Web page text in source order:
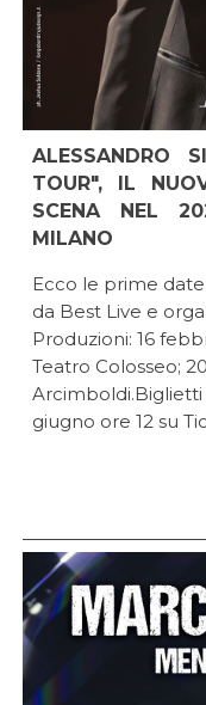
ALESSANDRO
TOUR", IL
SCENA NEL
MILANO
Ecco le prime
da Best Live e
Produzioni: 16
Teatro Colosseo;
giugno ore 12 su